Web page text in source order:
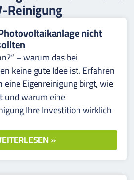
Reinigung
nicht
– warum das bei
keine gute Idee ist. Erfahren
eine Eigenreinigung birgt, wie
und warum eine
Ihre Investition wirklich
»